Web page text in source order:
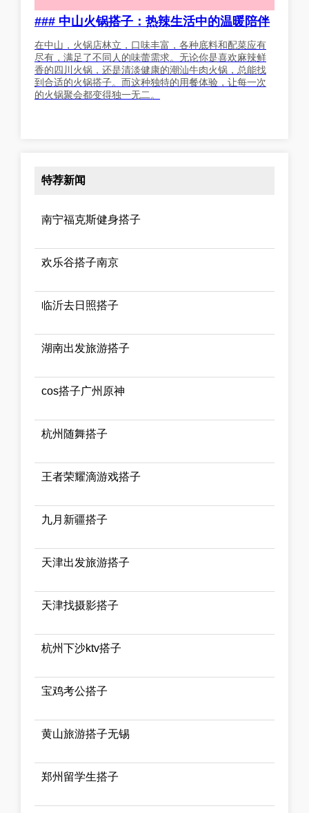
### 中山火锅搭子：热辣生活中的温暖陪伴
在中山，火锅店林立，口味丰富，各种底料和配菜应有
尽有，满足了不同人的味蕾需求。无论你是喜欢麻辣鲜
香的四川火锅，还是清淡健康的潮汕牛肉火锅，总能找
到合适的火锅搭子。而这种独特的用餐体验，让每一次
的火锅聚会都变得独一无二。
特荐新闻
南宁福克斯健身搭子
欢乐谷搭子南京
临沂去日照搭子
湖南出发旅游搭子
cos搭子广州原神
杭州随舞搭子
王者荣耀滴游戏搭子
九月新疆搭子
天津出发旅游搭子
天津找摄影搭子
杭州下沙ktv搭子
宝鸡考公搭子
黄山旅游搭子无锡
郑州留学生搭子